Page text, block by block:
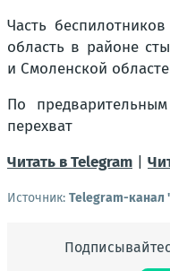
Часть
область в районе
и Смоленской
По
перехват
Читать в Telegram
Источник: Telegram-канал